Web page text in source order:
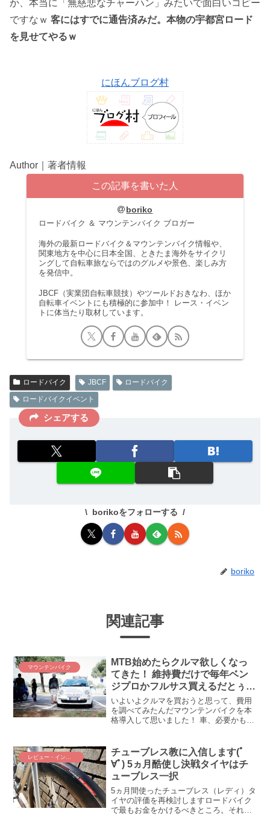
か、本当に「無慈悲なチャーハン」みたいで面白いコピー
ですなｗ 客にはすでに通告済みだ。本物の宇都宮ロード
を見せてやるｗ
にほんブログ村
Author｜著者情報
この記事を書いた人
boriko
ロードバイク ＆ マウンテンバイク ブロガー
海外の最新ロードバイク＆マウンテンバイク情報や、
関東地方を中心に日本全国、ときたま海外をサイクリ
ングして自転車旅ならではのグルメや景色、楽しみ方
を発信中。
JBCF（実業団自転車競技）やツールドおきなわ、ほか
自転車イベントにも積極的に参加中！ レース・イベン
トに体当たり取材しています。
ロードバイク JBCF
ロードバイク
ロードバイクイベント
シェアする
borikoをフォローする
boriko
関連記事
マウンテンバイク
MTB始めたらクルマ欲しくなっ
てきた！ 維持費だけで毎年ベン
ジプロかフルサス買えるだとぅ
(；ﾟДﾟ)!?
いよいよクルマを買おうと思って、費用
を調べてみたんだマウンテンバイクを本
格導入して思いました！ 車、必要かもし
にあたって、まずどれくらい費用がかか
るのか、ざっ...
レビュー・インプレ
チューブレス教に入信します(ﾟ
∀ﾟ) 5ヵ月酷使し決戦タイヤはチ
ューブレス一択
5ヵ月間使ったチューブレス（レディ）タ
イヤの評価を再検討しますロードバイク
で最もお金をかけるべきところ。それは